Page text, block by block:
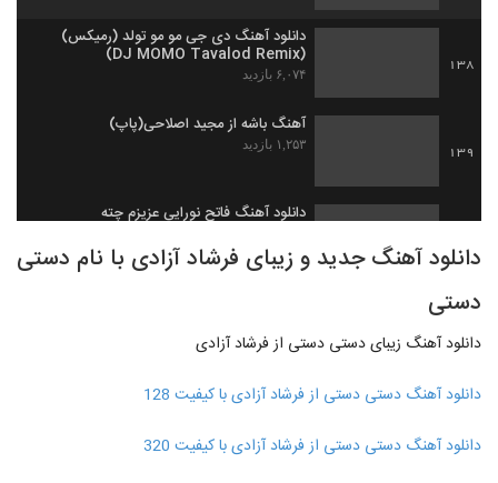
138
دانلود آهنگ دی جی مو مو تولد (رمیکس)
(DJ MOMO Tavalod Remix)
۶,۰۷۴ بازدید
139
آهنگ باشه از مجید اصلاحی(پاپ)
۱,۲۵۳ بازدید
دانلود آهنگ فاتح نورایی عزیزم چته
۱,۷۰۸ بازدید
دانلود آهنگ وحید یگانه سن منیم سن
۱,۹۷۵ بازدید
دانلود آهنگ جدید و زیبای فرشاد آزادی با نام دستی
دستی
دانلود آهنگ زیبای دستی دستی از فرشاد آزادی
دانلود آهنگ دستی دستی از فرشاد آزادی با کیفیت 128
دانلود آهنگ دستی دستی از فرشاد آزادی با کیفیت 320